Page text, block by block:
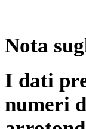
Nota
I dati
numeri